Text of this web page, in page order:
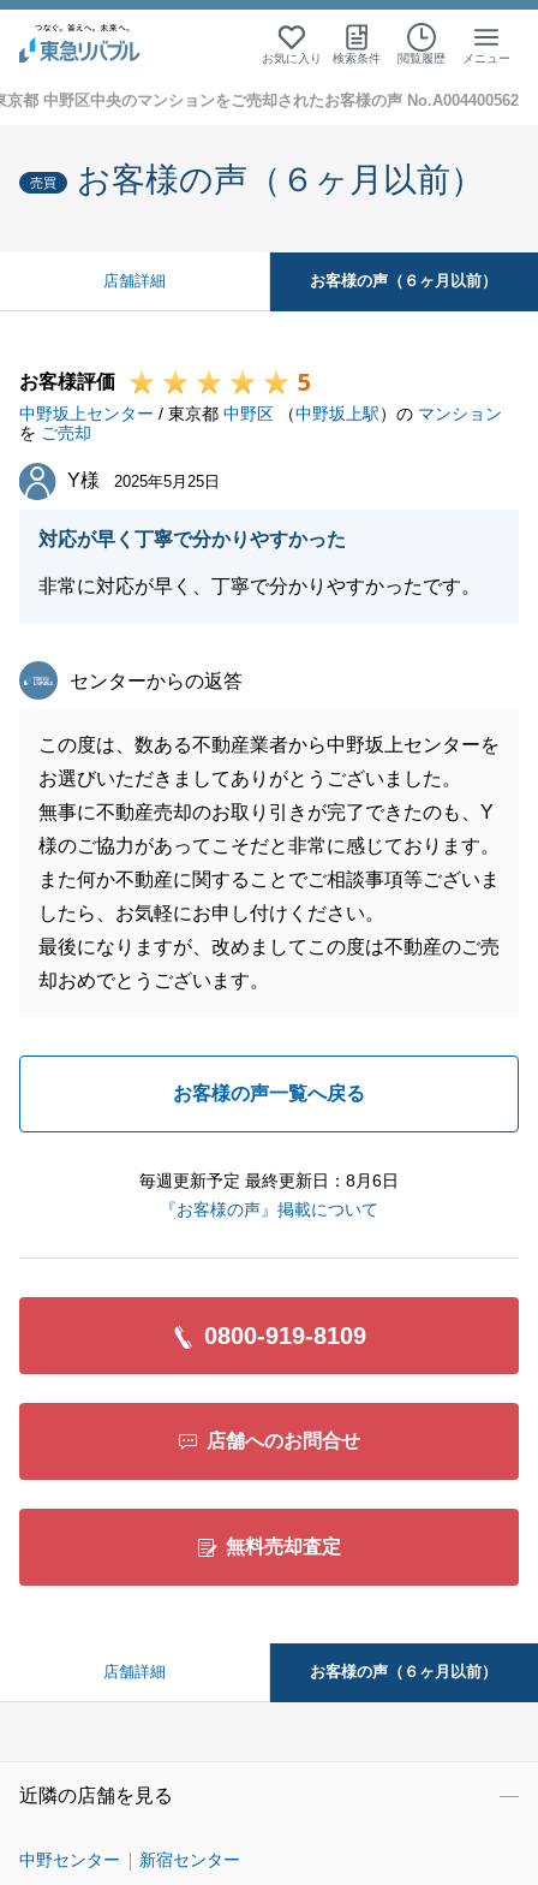
お気に入り 検索条件 閲覧履歴 メニュー
京都 中野区中央のマンションをご売却されたお客様の声 No.A004400562
売買 お客様の声（６ヶ月以前）
店舗詳細 お客様の声（６ヶ月以前）
お客様評価 5
中野坂上センター / 東京都 中野区 （中野坂上駅）の マンション
を ご売却
Y様
Y様 2025年5月25日
対応が早く丁寧で分かりやすかった
非常に対応が早く、丁寧で分かりやすかったです。
東急リバブル
センターからの返答
この度は、数ある不動産業者から中野坂上センターを
お選びいただきましてありがとうございました。
無事に不動産売却のお取り引きが完了できたのも、Y
様のご協力があってこそだと非常に感じております。
また何か不動産に関することでご相談事項等ございま
したら、お気軽にお申し付けください。
最後になりますが、改めましてこの度は不動産のご売
却おめでとうございます。
お客様の声一覧へ戻る
毎週更新予定 最終更新日：8月6日
『お客様の声』掲載について
0800-919-8109
店舗へのお問合せ
無料売却査定
店舗詳細 お客様の声（６ヶ月以前）
近隣の店舗を見る
中野センター 新宿センター